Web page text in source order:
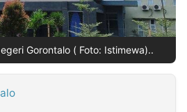
Gorontalo ( Foto: Istimewa)..